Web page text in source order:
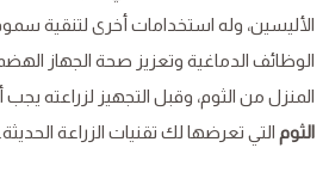
الأليسين، وله استخدامات أخرى لتنقية
الوظائف الدماغية وتعزيز صحة الجهاز
المنزل من الثوم، وقبل التجهيز لزراعته
الثوم التي تعرضها لك تقنيات الزراعة الحديثة.